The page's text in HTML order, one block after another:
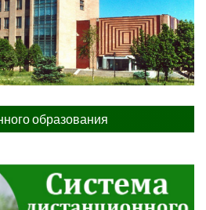
образования